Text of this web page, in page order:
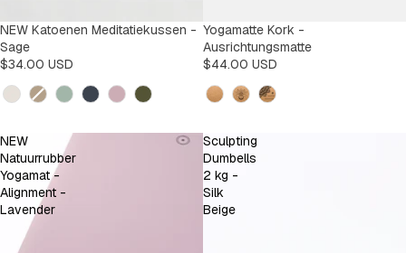
NEW Katoenen Meditatiekussen -
Sage
$34.00 USD
Kleur
Yogamatte Kork -
Ausrichtungsmatte
$44.00 USD
Design
NEW
Natuurrubber
Yogamat -
Alignment -
Lavender
Sculpting
Dumbells
2 kg -
Silk
Beige